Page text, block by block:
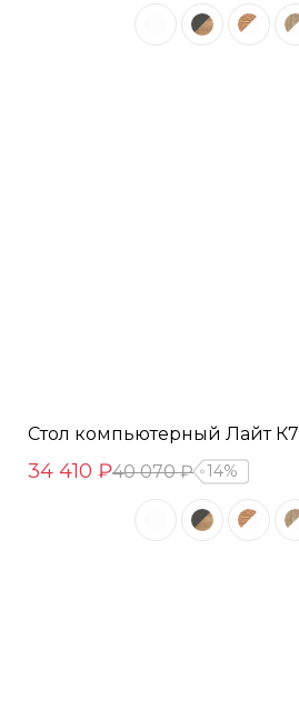
Стол компьютерный Лайт К7
34 410 ₽40 070 ₽ 14%